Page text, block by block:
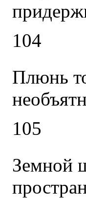
104
Плюнь
105
Земной